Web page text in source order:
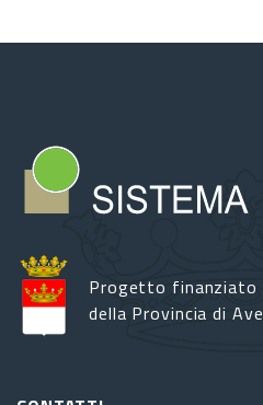
Progetto finanziato
della Provincia di